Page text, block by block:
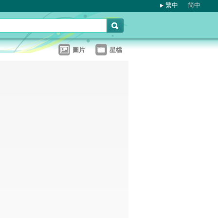
繁中 简中
圖片 星檔